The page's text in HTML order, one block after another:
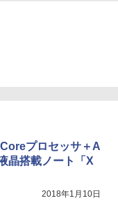
プロセッサ＋A
晶搭載ノート「X
2018年1月10日